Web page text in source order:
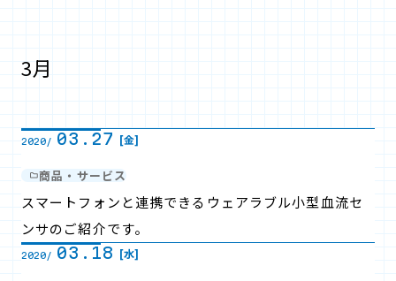
3月
2020/ 03.27 [金]
商品・サービス
スマートフォンと連携できるウェアラブル小型血流セ
ンサのご紹介です。
2020/ 03.18 [水]